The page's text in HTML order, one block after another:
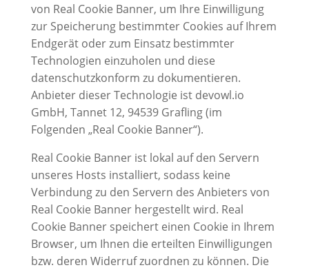
von Real Cookie Banner, um Ihre Einwilligung
zur Speicherung bestimmter Cookies auf Ihrem
Endgerät oder zum Einsatz bestimmter
Technologien einzuholen und diese
datenschutzkonform zu dokumentieren.
Anbieter dieser Technologie ist devowl.io
GmbH, Tannet 12, 94539 Grafling (im
Folgenden „Real Cookie Banner“).
Real Cookie Banner ist lokal auf den Servern
unseres Hosts installiert, sodass keine
Verbindung zu den Servern des Anbieters von
Real Cookie Banner hergestellt wird. Real
Cookie Banner speichert einen Cookie in Ihrem
Browser, um Ihnen die erteilten Einwilligungen
bzw. deren Widerruf zuordnen zu können. Die